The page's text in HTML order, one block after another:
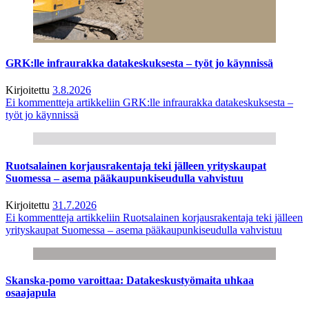
GRK:lle infraurakka datakeskuksesta – työt jo käynnissä
Kirjoitettu 3.8.2026
Ei kommentteja artikkeliin GRK:lle infraurakka datakeskuksesta –
työt jo käynnissä
Ruotsalainen korjausrakentaja teki jälleen yrityskaupat
Suomessa – asema pääkaupunkiseudulla vahvistuu
Kirjoitettu 31.7.2026
Ei kommentteja artikkeliin Ruotsalainen korjausrakentaja teki jälleen
yrityskaupat Suomessa – asema pääkaupunkiseudulla vahvistuu
Skanska-pomo varoittaa: Datakeskustyömaita uhkaa
osaajapula